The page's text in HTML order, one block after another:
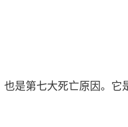
是第七大死亡原因。